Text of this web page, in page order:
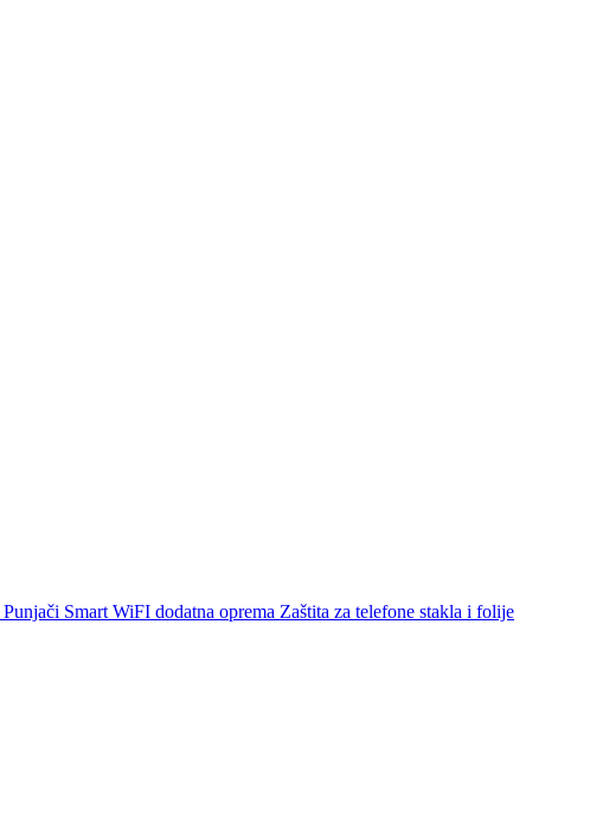
Punjači Smart WiFI dodatna oprema Zaštita za telefone stakla i folije